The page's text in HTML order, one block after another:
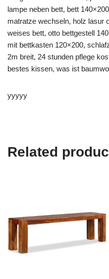
lampe neben bett, bett
matratze wechseln, holz lasur
weises bett, otto bettgestell
mit bettkasten 120×200,
2m breit, 24 stunden pflege
bestes kissen, was ist
yyyyy
Related